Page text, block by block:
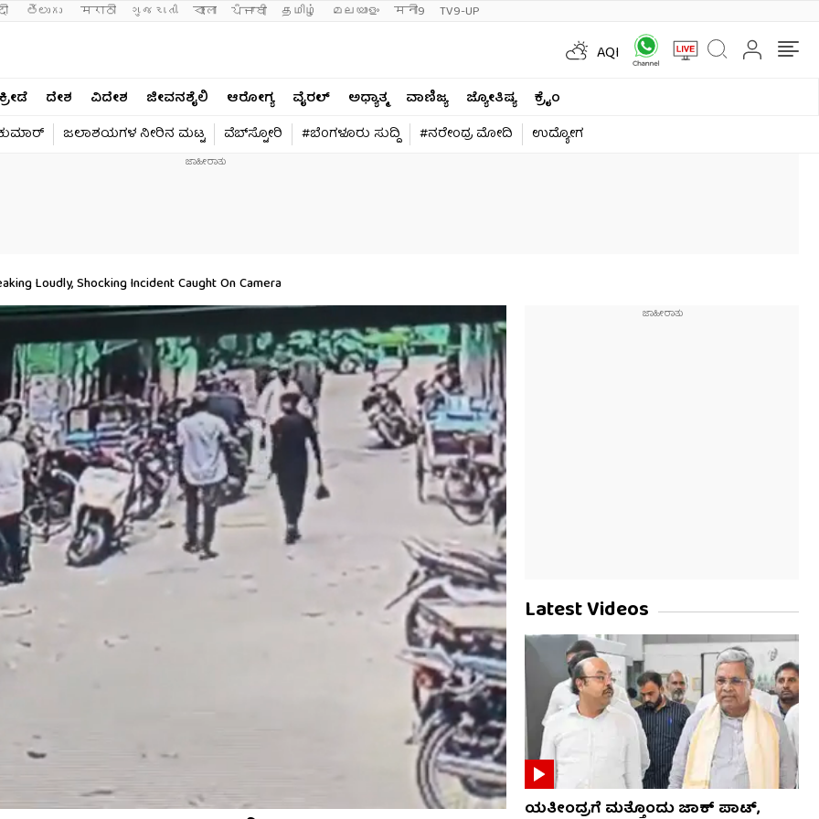
తెలుగు मराठी ગુજરાતી বাংলা ਪੰਜਾਬੀ தமிழ் മലയാളം मनी9 TV9-UP
AQI
ಕ್ರೀಡೆ ದೇಶ ವಿದೇಶ ಜೀವನಶೈಲಿ ಆರೋಗ್ಯ ವೈರಲ್​ ಅಧ್ಯಾತ್ಮ ವಾಣಿಜ್ಯ ಜ್ಯೋತಿಷ್ಯ
ಕ್ರೈಂ
ಜಲಾಶಯಗಳ ನೀರಿನ ಮಟ್ಟ ವೆಬ್​ಸ್ಟೋರಿ #ಬೆಂಗಳೂರು ಸುದ್ದಿ #ನರೇಂದ್ರ ಮೋದಿ ಉದ್ಯೋಗ
Loudly, Shocking Incident Caught On Camera
Latest Videos
ಯತೀಂದ್ರಗೆ ಮತ್ತೊಂದು ಜಾಕ್​​ ಪಾಟ್,